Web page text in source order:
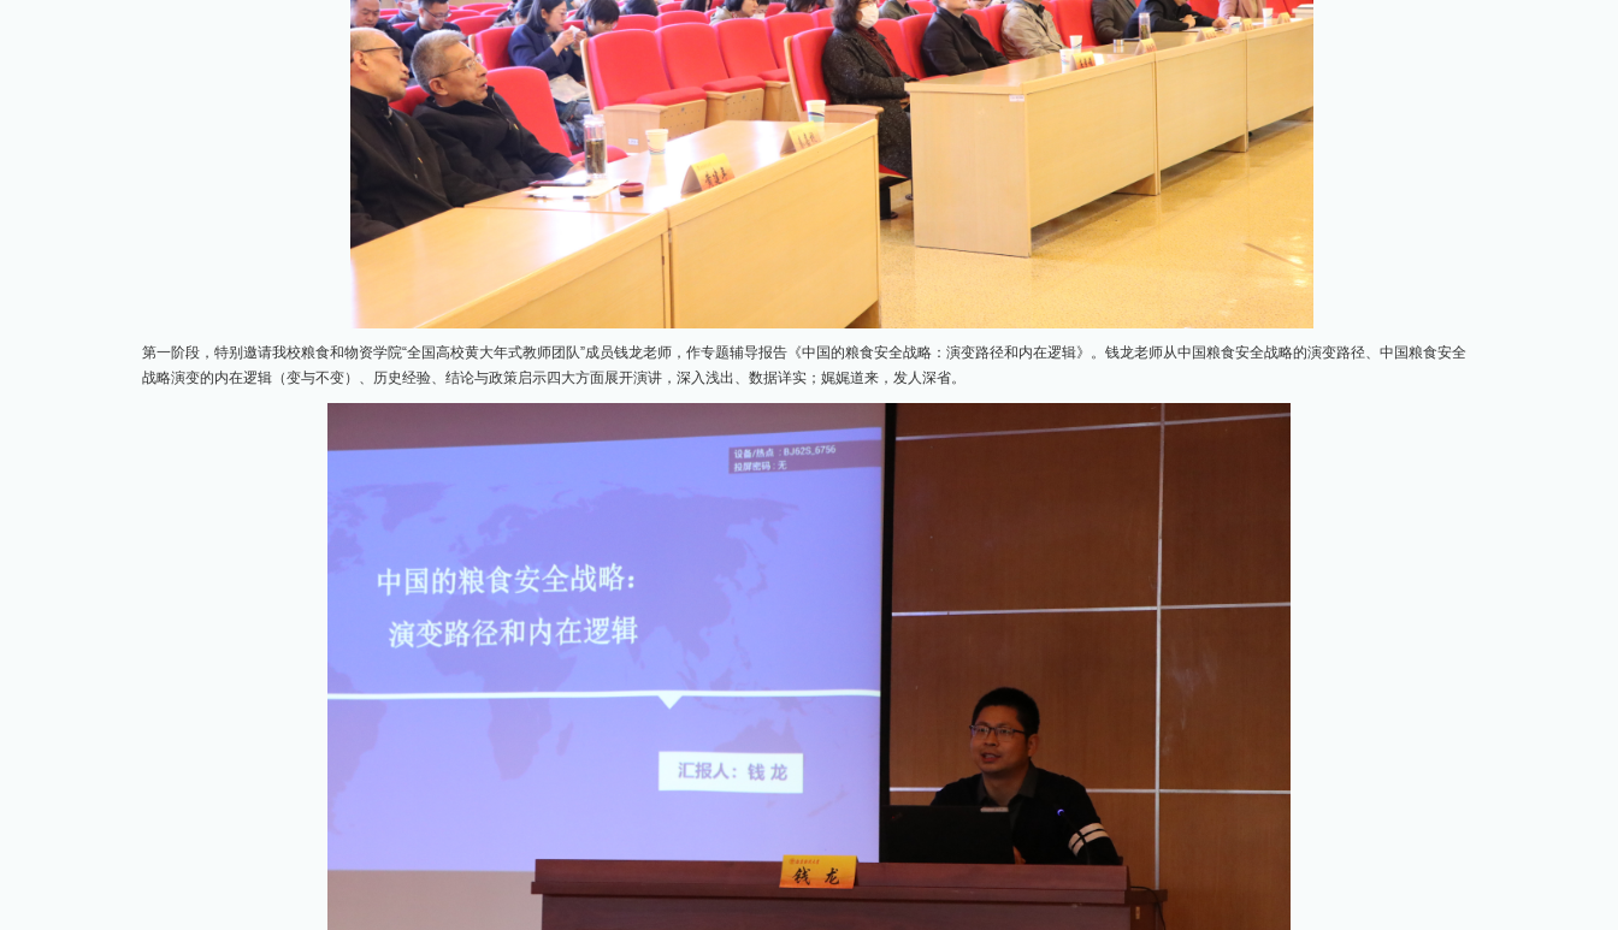
第一阶段，特别邀请我校粮食和物资学院“全国高校黄大年式教师团队”成员钱龙老师，作专题辅导报告《中国的粮食安全战略：演变路径和内在逻辑》。钱龙老师从中国粮食安全战略的演变路径、中国粮食安全
战略演变的内在逻辑（变与不变）、历史经验、结论与政策启示四大方面展开演讲，深入浅出、数据详实；娓娓道来，发人深省。